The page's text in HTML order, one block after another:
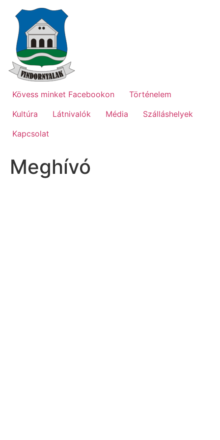
tartalomhoz
Kövess minket Facebookon
Történelem
Kultúra
Látnivalók Média
Szálláshelyek
Kapcsolat
Meghívó